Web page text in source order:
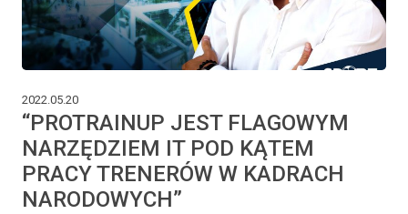
2022.05.20
“PROTRAINUP JEST FLAGOWYM
NARZĘDZIEM IT POD KĄTEM
PRACY TRENERÓW W KADRACH
NARODOWYCH”